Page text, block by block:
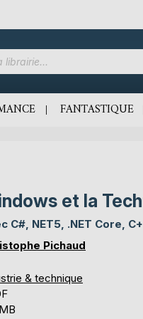
FANTASTIQUE
et la
C#, NET5, .NET Core,
Pichaud
& technique